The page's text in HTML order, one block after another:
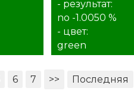
- результат:
no -1.0050 %
- цвет:
green
6 7 >> Последняя